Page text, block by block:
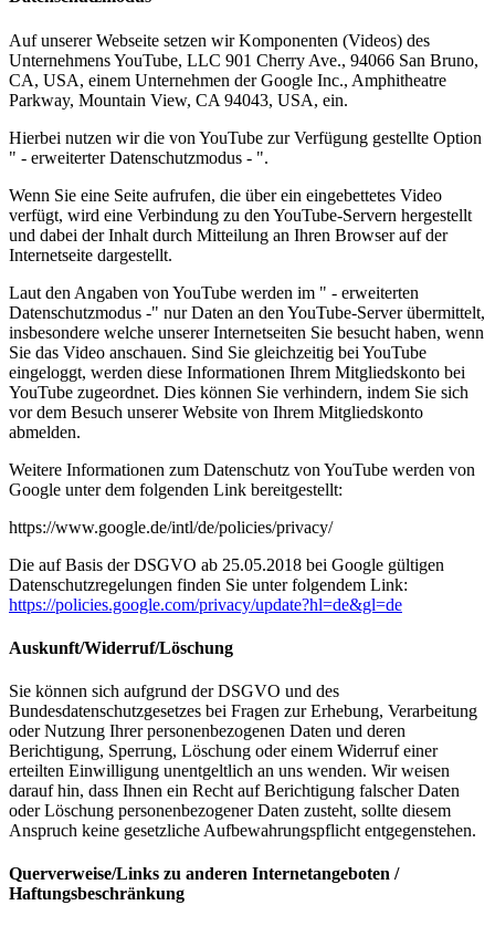
Auf unserer Webseite setzen wir Komponenten (Videos) des
Unternehmens YouTube, LLC 901 Cherry Ave., 94066 San Bruno,
CA, USA, einem Unternehmen der Google Inc., Amphitheatre
Parkway, Mountain View, CA 94043, USA, ein.
Hierbei nutzen wir die von YouTube zur Verfügung gestellte Option
" - erweiterter Datenschutzmodus - ".
Wenn Sie eine Seite aufrufen, die über ein eingebettetes Video
verfügt, wird eine Verbindung zu den YouTube-Servern hergestellt
und dabei der Inhalt durch Mitteilung an Ihren Browser auf der
Internetseite dargestellt.
Laut den Angaben von YouTube werden im " - erweiterten
Datenschutzmodus -" nur Daten an den YouTube-Server übermittelt,
insbesondere welche unserer Internetseiten Sie besucht haben, wenn
Sie das Video anschauen. Sind Sie gleichzeitig bei YouTube
eingeloggt, werden diese Informationen Ihrem Mitgliedskonto bei
YouTube zugeordnet. Dies können Sie verhindern, indem Sie sich
vor dem Besuch unserer Website von Ihrem Mitgliedskonto
abmelden.
Weitere Informationen zum Datenschutz von YouTube werden von
Google unter dem folgenden Link bereitgestellt:
https://www.google.de/intl/de/policies/privacy/
Die auf Basis der DSGVO ab 25.05.2018 bei Google gültigen
Datenschutzregelungen finden Sie unter folgendem Link:
https://policies.google.com/privacy/update?hl=de&gl=de
Auskunft/Widerruf/Löschung
Sie können sich aufgrund der DSGVO und des
Bundesdatenschutzgesetzes bei Fragen zur Erhebung, Verarbeitung
oder Nutzung Ihrer personenbezogenen Daten und deren
Berichtigung, Sperrung, Löschung oder einem Widerruf einer
erteilten Einwilligung unentgeltlich an uns wenden. Wir weisen
darauf hin, dass Ihnen ein Recht auf Berichtigung falscher Daten
oder Löschung personenbezogener Daten zusteht, sollte diesem
Anspruch keine gesetzliche Aufbewahrungspflicht entgegenstehen.
Querverweise/Links zu anderen Internetangeboten /
Haftungsbeschränkung